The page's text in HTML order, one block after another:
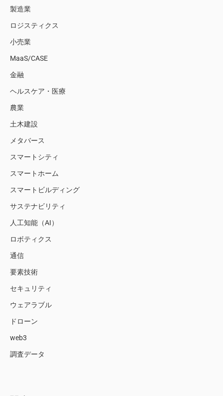
製造業
ロジスティクス
小売業
MaaS/CASE
金融
ヘルスケア・医療
農業
土木建設
メタバース
スマートシティ
スマートホーム
スマートビルディング
サステナビリティ
人工知能（AI）
ロボティクス
通信
要素技術
セキュリティ
ウェアラブル
ドローン
web3
調査データ